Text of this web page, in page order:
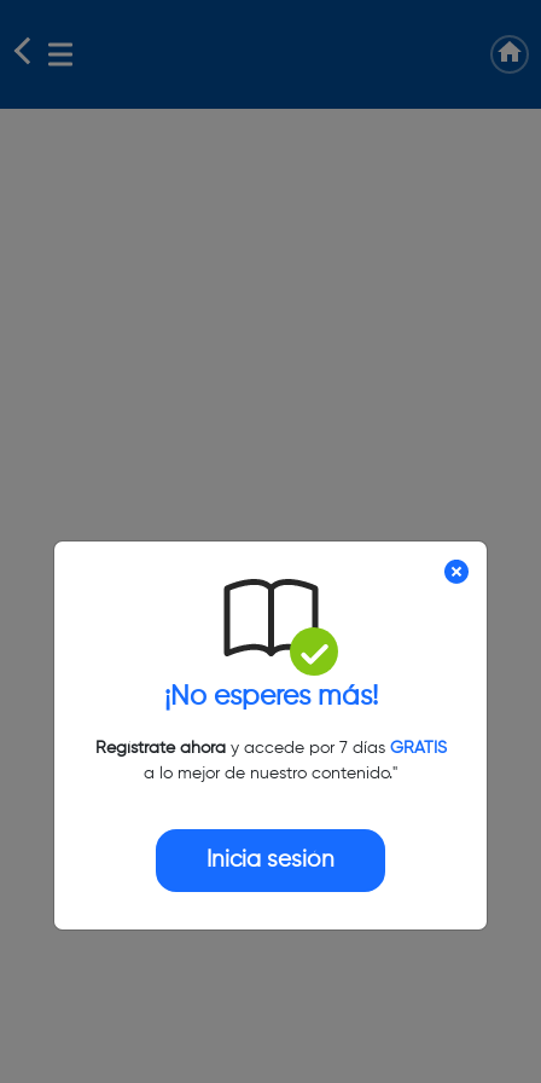
¡No esperes más!
Regístrate ahoray accede por 7 días GRATIS
a lo mejor de nuestro contenido."
Inicia sesión